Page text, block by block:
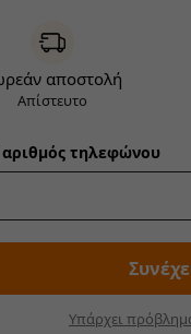
αποστολή
Απίστευτο
αριθμός τηλεφώνου
Υπάρχει